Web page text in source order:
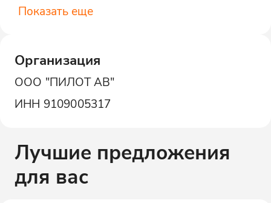
Показать еще
Организация
ООО "ПИЛОТ АВ"
ИНН 9109005317
Лучшие предложения
для вас